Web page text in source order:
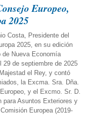
Europeo,
2025
Costa, Presidente del
2025, en su edición
de Nueva Economía
29 de septiembre de 2025
el Rey, y contó
la Excma. Sra. Dña.
y el Excmo. Sr. D.
para Asuntos Exteriores y
Europea (2019-